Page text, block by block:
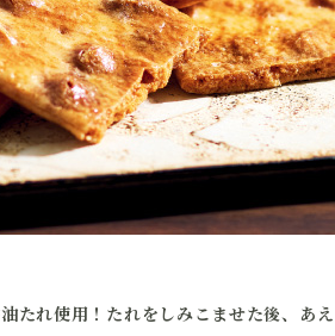
れ使用！たれをしみこませた後、あ